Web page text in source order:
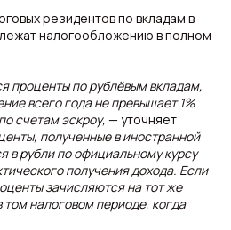
резидентов по вкладам в
налогообложению в полном
проценты по рублёвым вкладам,
всего года не превышает 1%
счетам эскроу, — уточняет
полученные в иностранной
в рубли по официальному курсу
получения дохода. Если
зачисляются на тот же
том налоговом периоде, когда